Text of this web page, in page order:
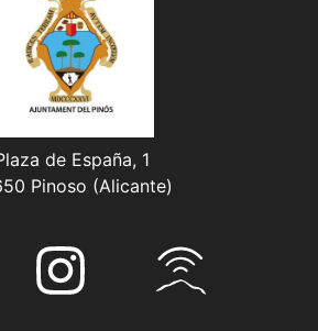
de España, 1
Pinoso (Alicante)